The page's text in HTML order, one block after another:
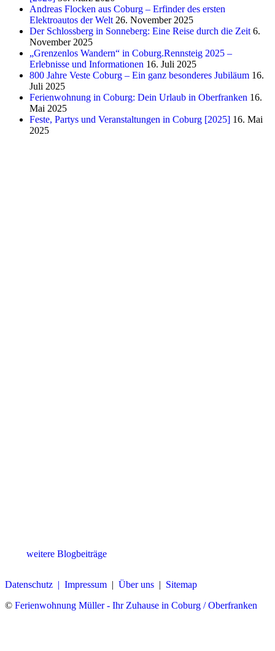
Andreas Flocken aus Coburg – Erfinder des ersten
Elektroautos der Welt 26. November 2025
Der Schlossberg in Sonneberg: Eine Reise durch die Zeit 6.
November 2025
„Grenzenlos Wandern“ in Coburg.Rennsteig 2025 –
Erlebnisse und Informationen 16. Juli 2025
800 Jahre Veste Coburg – Ein ganz besonderes Jubiläum 16.
Juli 2025
Ferienwohnung in Coburg: Dein Urlaub in Oberfranken 16.
Mai 2025
Feste, Partys und Veranstaltungen in Coburg [2025] 16. Mai
2025
weitere Blogbeiträge
Datenschutz | Impressum | Über uns | Sitemap
© Ferienwohnung Müller - Ihr Zuhause in Coburg / Oberfranken